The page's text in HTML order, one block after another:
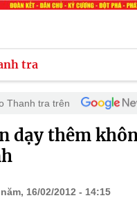
tra
Thanh tra trên
dạy thêm
16/02/2012 - 14:15